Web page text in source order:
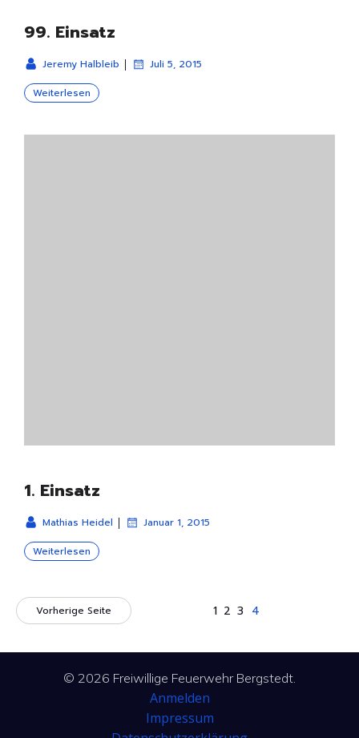
99. Einsatz
Jeremy Halbleib | Juli 5, 2015
Weiterlesen
1. Einsatz
Mathias Heidel | Januar 1, 2015
Weiterlesen
Vorherige Seite 1 2 3 4
© 2026 Freiwillige Feuerwehr Bergstedt.
Anmelden
Impressum